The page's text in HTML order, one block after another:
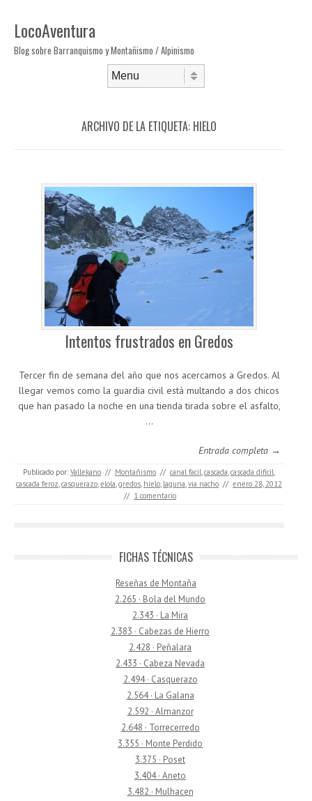
LocoAventura
Blog sobre Barranquismo y Montañismo / Alpinismo
ARCHIVO DE LA ETIQUETA: HIELO
Intentos frustrados en Gredos
Tercer fin de semana del año que nos acercamos a Gredos. Al
llegar vemos como la guardia civil está multando a dos chicos
que han pasado la noche en una tienda tirada sobre el asfalto,
…
Entrada completa →
Publicado por: Vallekano // Montañismo // canal facil,cascada,cascada dificil,
cascada feroz,casquerazo,elola,gredos, hielo, laguna,via nacho // enero 28, 2012
// 1 comentario
FICHAS TÉCNICAS
Reseñas de Montaña
2.265 · Bola del Mundo
2.343 · La Mira
2.383 · Cabezas de Hierro
2.428 · Peñalara
2.433 · Cabeza Nevada
2.494 · Casquerazo
2.564 · La Galana
2.592 · Almanzor
2.648 · Torrecerredo
3.355 · Monte Perdido
3.375 · Poset
3.404 · Aneto
3.482 · Mulhacen